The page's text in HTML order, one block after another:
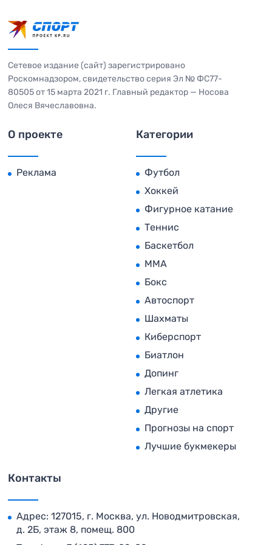
Сетевое издание (сайт) зарегистрировано
Роскомнадзором, свидетельство серия Эл № ФС77-
80505 от 15 марта 2021 г. Главный редактор — Носова
Олеся Вячеславовна.
О проекте
Реклама
Категории
Футбол
Хоккей
Фигурное катание
Теннис
Баскетбол
MMA
Бокс
Автоспорт
Шахматы
Киберспорт
Биатлон
Допинг
Легкая атлетика
Другие
Прогнозы на спорт
Лучшие букмекеры
Контакты
Адрес: 127015, г. Москва, ул. Новодмитровская,
д. 2Б, этаж 8, помещ. 800